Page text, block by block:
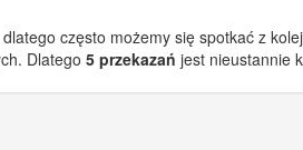
często możemy się spotkać z
Dlatego 5 przekazań jest nieustannie